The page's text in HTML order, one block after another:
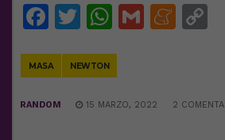
Facebook
Twitter
WhatsApp
Gmail
MASA NEWTON
RANDOM 15 MARZO, 2022 2